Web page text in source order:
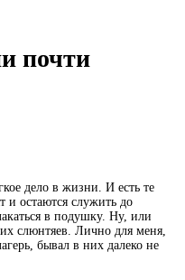
почти
дело в жизни. И есть те
и остаются служить до
в подушку. Ну, или
слюнтяев. Лично для меня,
бывал в них далеко не